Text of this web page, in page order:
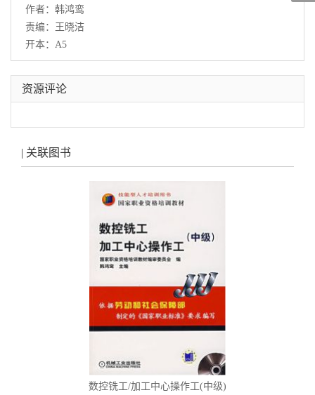
作者：韩鸿鸾
责编：王晓洁
开本：A5
资源评论
| 关联图书
数控铣工/加工中心操作工(中级)